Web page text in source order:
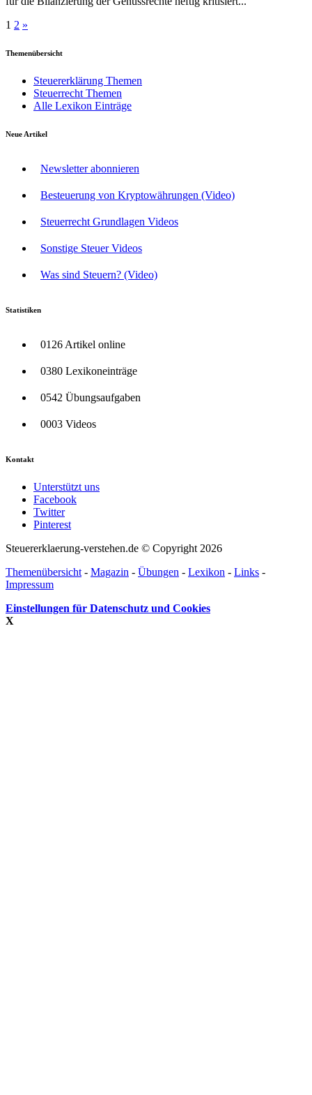
Seitennummerierung
der
1 2 »
Themenübersicht
Steuererklärung Themen
Steuerrecht Themen
Alle Lexikon Einträge
Neue Artikel
Newsletter abonnieren
Besteuerung von Kryptowährungen (Video)
Steuerrecht Grundlagen Videos
Sonstige Steuer Videos
Was sind Steuern? (Video)
Statistiken
0126 Artikel online
0380 Lexikoneinträge
0542 Übungsaufgaben
0003 Videos
Kontakt
Unterstützt uns
Facebook
Twitter
Pinterest
Steuererklaerung-verstehen.de © Copyright 2026
Themenübersicht - Magazin - Übungen - Lexikon - Links -
Impressum
Einstellungen für Datenschutz und Cookies
X